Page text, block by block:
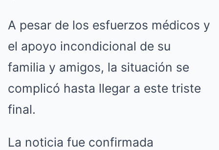
A pesar de los esfuerzos médicos y
el apoyo incondicional de su
familia y amigos, la situación se
complicó hasta llegar a este triste
final.
La noticia fue confirmada